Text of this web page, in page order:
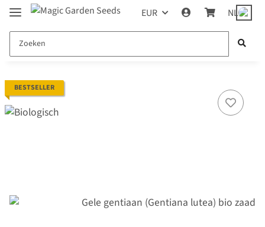
EUR NL
BESTSELLER